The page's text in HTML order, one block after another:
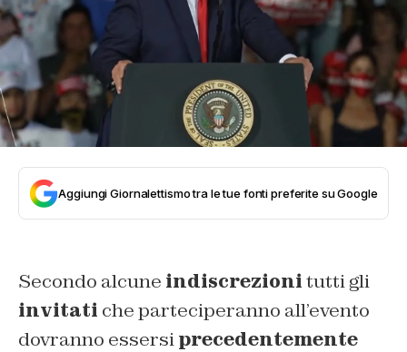
Aggiungi Giornalettismo tra le tue fonti preferite su Google
Secondo alcune indiscrezionitutti gli
invitati che parteciperanno all’evento
dovranno essersiprecedentemente